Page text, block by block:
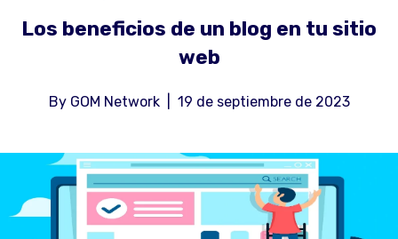
Los beneficios de un blog en tu sitio
web
By GOM Network 19 de septiembre de 2023